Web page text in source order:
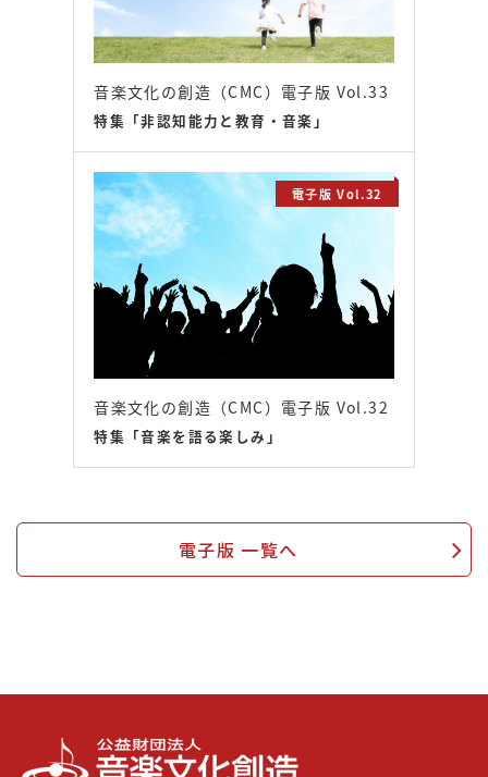
音楽文化の創造（CMC）電子版 Vol.33
特集「非認知能力と教育・音楽」
電子版 Vol.32
音楽文化の創造（CMC）電子版 Vol.32
特集「音楽を語る楽しみ」
電子版 一覧へ